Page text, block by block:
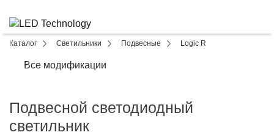
Каталог Светильники Подвесные Logic R
Все модификации
Подвесной светодиодный
светильник